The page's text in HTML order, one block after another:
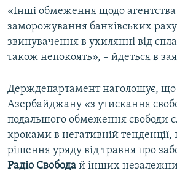
«Інші обмеження щодо
заморожування банківських
звинувачення в ухилянні від
також непокоять», – йдеться в
Держдепартамент наголошує, що
Азербайджану «з утискання
подальшого обмеження свободи
кроками в негативній
рішення уряду від травня про
Радіо Свобода й інших